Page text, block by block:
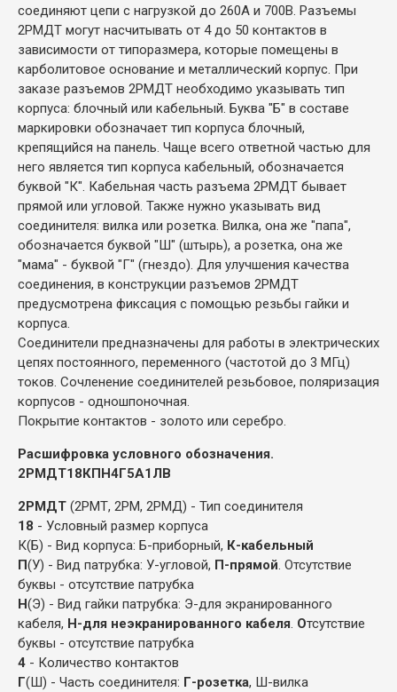
соединяют цепи с нагрузкой до 260А и 700В. Разъемы
2РМДТ могут насчитывать от 4 до 50 контактов в
зависимости от типоразмера, которые помещены в
карболитовое основание и металлический корпус. При
заказе разъемов 2РМДТ необходимо указывать тип
корпуса: блочный или кабельный. Буква "Б" в составе
маркировки обозначает тип корпуса блочный,
крепящийся на панель. Чаще всего ответной частью для
него является тип корпуса кабельный, обозначается
буквой "К". Кабельная часть разъема 2РМДТ бывает
прямой или угловой. Также нужно указывать вид
соединителя: вилка или розетка. Вилка, она же "папа",
обозначается буквой "Ш" (штырь), а розетка, она же
"мама" - буквой "Г" (гнездо). Для улучшения качества
соединения, в конструкции разъемов 2РМДТ
предусмотрена фиксация с помощью резьбы гайки и
корпуса.
Соединители предназначены для работы в электрических
цепях постоянного, переменного (частотой до 3 МГц)
токов. Сочленение соединителей резьбовое, поляризация
корпусов - одношпоночная.
Покрытие контактов - золото или серебро.
Расшифровка условного обозначения.
2РМДТ18КПН4Г5А1ЛВ
2РМДТ (2РМТ, 2РМ, 2РМД) - Тип соединителя
18 - Условный размер корпуса
К(Б) - Вид корпуса: Б-приборный, К-кабельный
П(У) - Вид патрубка: У-угловой, П-прямой . Отсутствие
буквы - отсутствие патрубка
Н(Э) - Вид гайки патрубка: Э-для экранированного
кабеля, Н-для неэкранированного кабеля Отсутствие
буквы - отсутствие патрубка
4 - Количество контактов
Г(Ш) - Часть соединителя: Г-розетка, Ш-вилка